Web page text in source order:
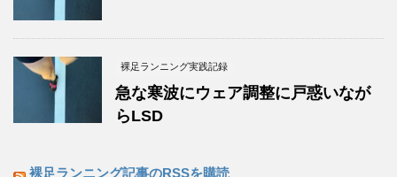
裸足ランニング実践記録
急な寒波にウェア調整に戸惑いなが
らLSD
裸足ランニング記事のRSSを購読